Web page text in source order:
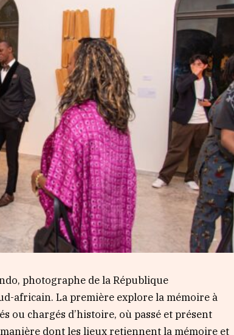
photographe de la République
africain. La première explore la mémoire à
ou chargés d’histoire, où passé et présent
dont les lieux retiennent la mémoire et